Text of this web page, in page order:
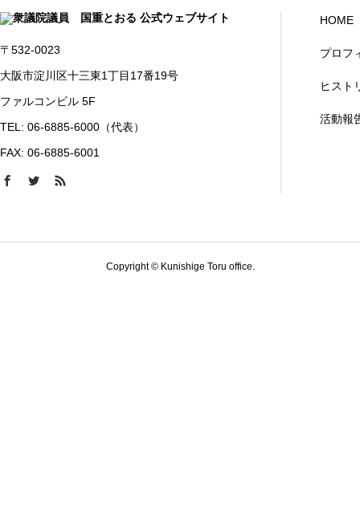
〒532-0023
大阪市淀川区十三東1丁目17番19号
ファルコンビル 5F
TEL: 06-6885-6000（代表）
FAX: 06-6885-6001
HOME
プロフ
ヒスト
活動報
Copyright © Kunishige Toru office.